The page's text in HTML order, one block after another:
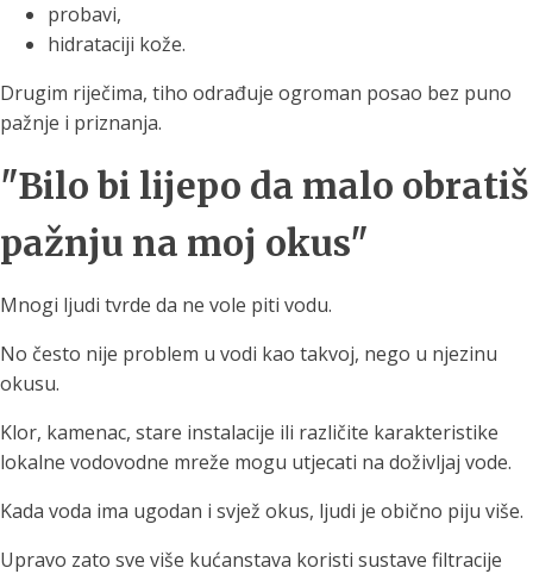
probavi,
hidrataciji kože.
Drugim riječima, tiho odrađuje ogroman posao bez puno
pažnje i priznanja.
"Bilo bi lijepo da malo obratiš
pažnju na moj okus"
Mnogi ljudi tvrde da ne vole piti vodu.
No često nije problem u vodi kao takvoj, nego u njezinu
okusu.
Klor, kamenac, stare instalacije ili različite karakteristike
lokalne vodovodne mreže mogu utjecati na doživljaj vode.
Kada voda ima ugodan i svjež okus, ljudi je obično piju više.
Upravo zato sve više kućanstava koristi sustave filtracije